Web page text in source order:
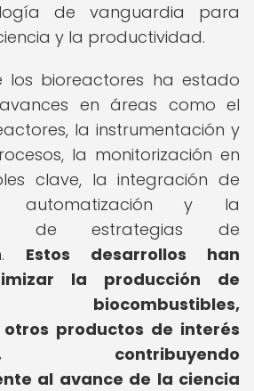
de vanguardia para
y la productividad.
los bioreactores ha estado
en áreas como el
la instrumentación y
la monitorización en
clave, la integración de
automatización y la
de estrategias de
Estos desarrollos han
la producción de
biocombustibles,
productos de interés
contribuyendo
al avance de la ciencia